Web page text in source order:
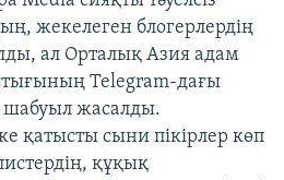
жекелеген блогерлердің
ал Орталық Азия адам
Telegram-дағы
шабуыл жасалды.
қатысты сыни пікірлер көп
құқық